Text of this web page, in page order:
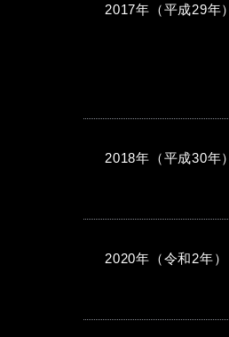
2017年（平成29年）
2018年（平成30年）
2020年（令和2年）